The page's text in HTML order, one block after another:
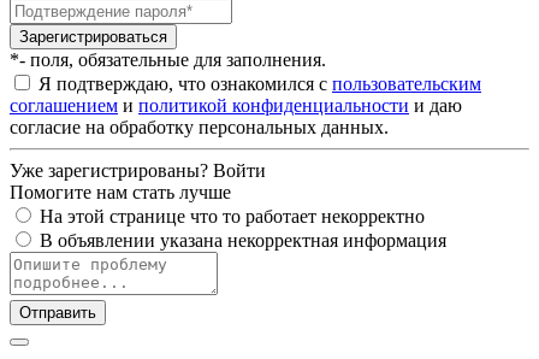
Зарегистрироваться
*- поля, обязательные для заполнения.
Я подтверждаю, что ознакомился с пользовательским
соглашением и политикой конфиденциальности и даю
согласие на обработку персональных данных.
Уже зарегистрированы? Войти
Помогите нам стать лучше
На этой странице что то работает некорректно
В объявлении указана некорректная информация
Отправить